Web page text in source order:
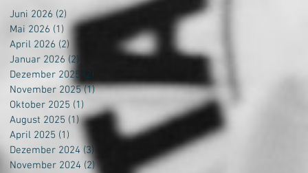
Juni 2026 (2) 2 Beiträge
Mai 2026 (1) 1 Beitrag
April 2026 (2)
Januar 2026 (2)
Dezember 2025 (2)
November 2025 (1)1 Beitrag
Oktober 2025 (1) 1 Beitrag
August 2025 (1)1 Beitrag
April 2025 (1) 1 Beitrag
Dezember 2024 (3)
November 2024 (2)2 Beiträge